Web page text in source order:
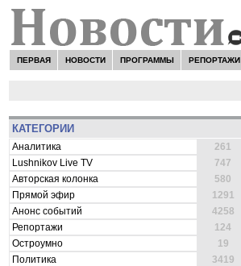
ПЕРВАЯ НОВОСТИ ПРОГРАММЫ РЕПОРТАЖИ
КАТЕГОРИИ
Аналитика
261
Lushnikov Live TV
747
Авторская колонка
580
Прямой эфир
1291
Анонс событий
4258
Репортажи
124
Остроумно
19
Политика
3419